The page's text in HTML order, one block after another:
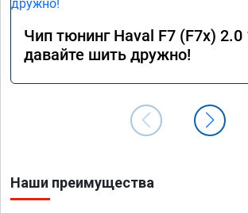
Чип тюнинг Haval F7 (F7x) 2.0
давайте шить дружно!
Наши преимущества